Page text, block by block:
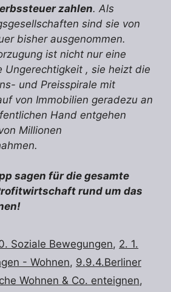
zahlen. Als
sind sie von
bisher ausgenommen.
ist nicht nur eine
Ungerechtigkeit , sie heizt die
und Preisspirale mit
von Immobilien geradezu an
Hand entgehen
Millionen
sagen für die gesamte
rund um das
Soziale Bewegungen, 2. 1.
- Wohnen, 9.9.4.Berliner
Wohnen & Co. enteignen,